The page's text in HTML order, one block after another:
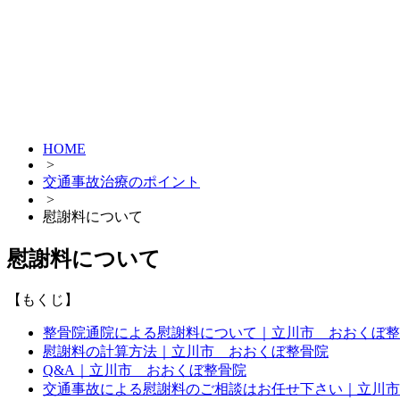
HOME
>
交通事故治療のポイント
>
慰謝料について
慰謝料について
【もくじ】
整骨院通院による慰謝料について｜立川市 おおくぼ
慰謝料の計算方法｜立川市 おおくぼ整骨院
Q&A｜立川市 おおくぼ整骨院
交通事故による慰謝料のご相談はお任せ下さい｜立川